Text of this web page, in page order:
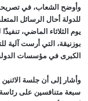
للدولة أحال الرسائل
يوم الثلاثاء الماضي،
بوزنيقة، التي أرست آلية
الكبرى في مؤسسات
وأشار إلى أن جلسة
سبعة متنافسين على رئاسة